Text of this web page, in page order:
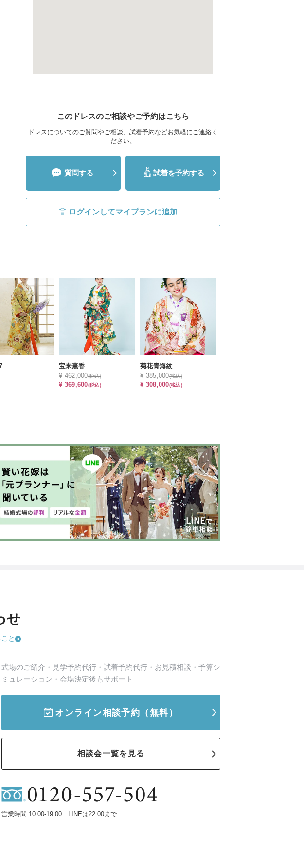
このドレスのご相談やご予約はこちら
ドレスについてのご質問やご相談、試着予約などお気軽にご連絡く
ださい。
質問する 試着を予約する
ログインしてマイプランに追加
宝来薫香
¥ 462,000(税込)
¥ 369,600(税込)
菊花青海紋
¥ 385,000(税込)
¥ 308,000(税込)
せ
と
式場のご紹介・見学予約代行・試着予約代行・お見積相談・予算シ
ミュレーション・会場決定後もサポート
オンライン相談予約 （無料）
相談会一覧を見る
営業時間 10:00-19:00｜LINEは22:00まで